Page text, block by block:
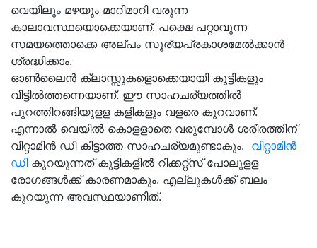
വെയിലും മഴയും മാറിമാറി വരുന്ന
കാലാവസ്ഥയൊക്കെയാണ്. പക്ഷെ പറ്റാവുന്ന
സമയത്തൊക്കെ അല്പം സൂര്യപ്രകാശമേല്‍ക്കാന്‍
ശ്രദ്ധിക്കാം.
ഓണ്‍ലൈന്‍ ക്ലാസ്സുകളൊക്കെയായി കുട്ടികളും
വീട്ടില്‍ത്തന്നെയാണ്. ഈ സാഹചര്യത്തില്‍
പുറത്തിറങ്ങിയുളള കളികളും വളരെ കുറവാണ്.
എന്നാല്‍ വെയില്‍ കൊളളാതെ വരുമ്പോള്‍ ശരീരത്തിന്
വിറ്റാമിന്‍ ഡി കിട്ടാത്ത സാഹചര്യമുണ്ടാകും. വിറ്റാമിന്‍
ഡികുറയുന്നത് കുട്ടികളില്‍ റിക്കറ്റ്‌സ് പോലുളള
രോഗങ്ങള്‍ക്ക് കാരണമാകും. എല്ലുകള്‍ക്ക് ബലം
കുറയുന്ന അവസ്ഥയാണിത്.